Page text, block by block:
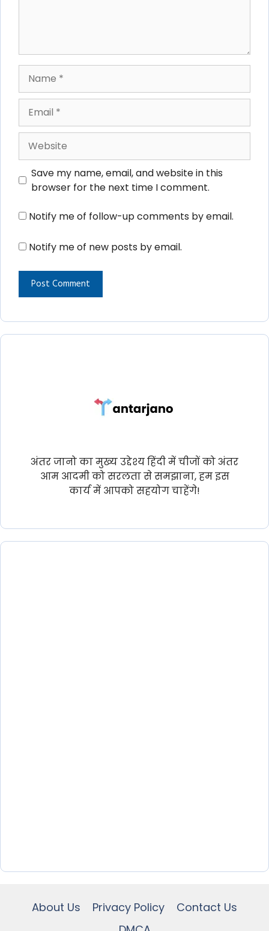
Save my name, email, and website in this
browser for the next time I comment.
Notify me of follow-up comments by email.
Notify me of new posts by email.
अंतर जानो का मुख्य उद्देश्य हिंदी में चीजों को अंतर
आम आदमी को सरलता से समझाना, हम इस
कार्य में आपको सहयोग चाहेंगे!
About Us Privacy Policy
Contact Us